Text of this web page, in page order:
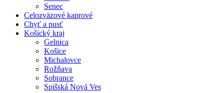
Senec
Celozväzové kaprové
Chyť a pusť
Košický kraj
Gelnica
Košice
Michalovce
Rožňava
Sobrance
Spišská Nová Ves